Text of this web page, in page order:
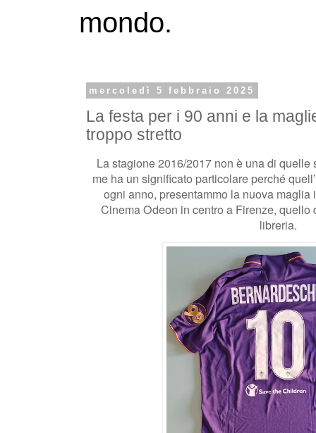
mondo.
mercoledì 5 febbraio 2025
La festa per i 90 anni e la
troppo stretto
La stagione 2016/2017 non è una di
me ha un significato particolare perché
ogni anno, presentammo la nuova
Cinema Odeon in centro a Firenze, quello
libreria.